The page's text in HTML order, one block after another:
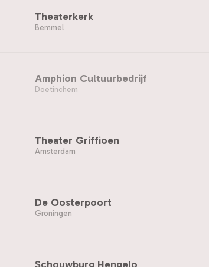
Theaterkerk
Bemmel
Amphion Cultuurbedrijf
Doetinchem
Theater Griffioen
Amsterdam
De Oosterpoort
Groningen
Schouwburg Hengelo